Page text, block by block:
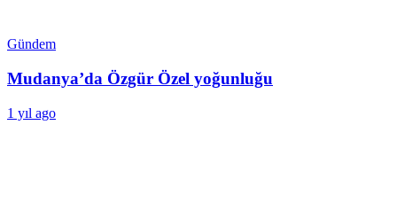
Gündem
Mudanya’da Özgür Özel yoğunluğu
1 yıl ago